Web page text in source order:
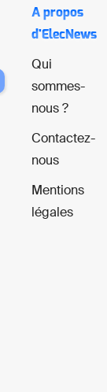
A propos
d'ElecNews
Qui
sommes-
nous ?
Contactez-
nous
Mentions
légales